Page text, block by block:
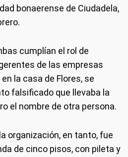
bonaerense de Ciudadela,
cumplían el rol de
de las empresas
la casa de Flores, se
falsificado que llevaba la
el nombre de otra persona.
organización, en tanto, fue
de cinco pisos, con pileta y